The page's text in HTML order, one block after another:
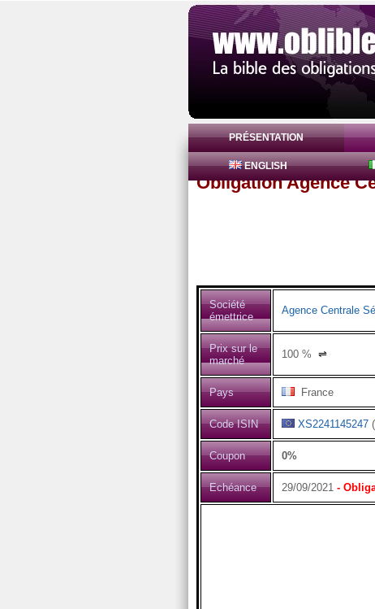
PRÉSENTATION
ENGLISH
Obligation Agence
Société
émettrice
Agence Centrale
Prix sur le
marché
100% ⇌
Pays France
Code ISIN XS2241145247(
Coupon 0%
Echéance 29/09/2021-